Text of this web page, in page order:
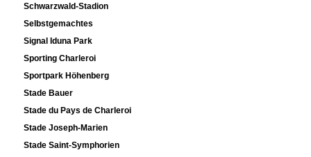
Schwarzwald-Stadion
Selbstgemachtes
Signal Iduna Park
Sporting Charleroi
Sportpark Höhenberg
Stade Bauer
Stade du Pays de Charleroi
Stade Joseph-Marien
Stade Saint-Symphorien